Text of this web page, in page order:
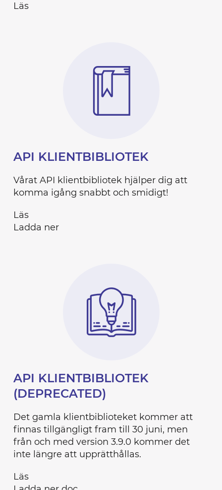
Läs
API KLIENTBIBLIOTEK
Vårat API klientbibliotek hjälper dig att
komma igång snabbt och smidigt!
Läs
Ladda ner
API KLIENTBIBLIOTEK
(DEPRECATED)
Det gamla klientbiblioteket kommer att
finnas tillgängligt fram till 30 juni, men
från och med version 3.9.0 kommer det
inte längre att upprätthållas.
Läs